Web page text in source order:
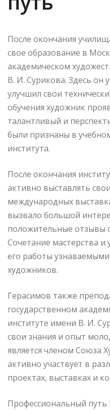
После окончания
свое образование в
академическом
В. И. Сурикова. Здесь он
улучшил свои
обучения художник
талантливый и
были признаны в
института.
После окончания
активно выставлять
международных
вызвало большой
положительные отзывы
Сочетание мастерства и
его работы
художников.
Герасимов также
государственном
институте имени В. И.
свои знания и опыт
является членом Союза
активно участвует в
проектах, выставках и
Профессиональный